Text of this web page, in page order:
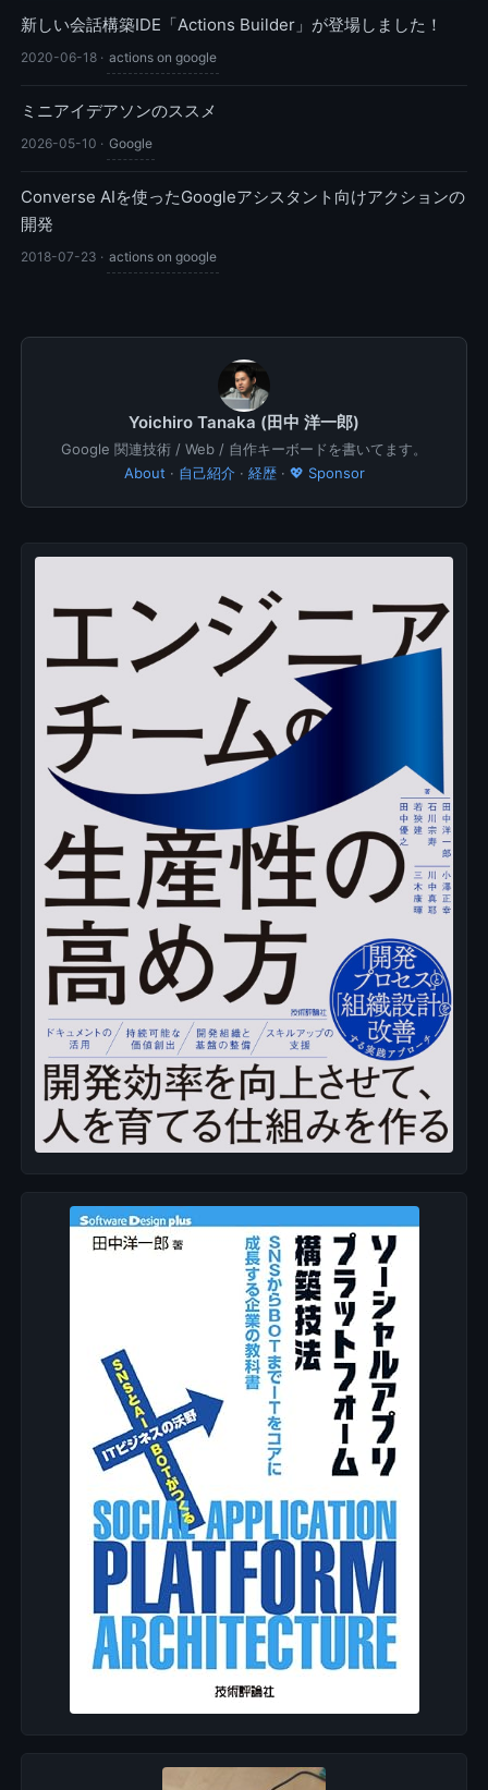
新しい会話構築IDE「Actions Builder」が登場しました！
2020-06-18· actions on google
ミニアイデアソンのススメ
2026-05-10 · Google
Converse AIを使ったGoogleアシスタント向けアクションの
開発
2018-07-23 · actions on google
Yoichiro Tanaka (田中 洋一郎)
Google 関連技術 / Web / 自作キーボードを書いてます。
About · 自己紹介· 経歴· 💖 Sponsor